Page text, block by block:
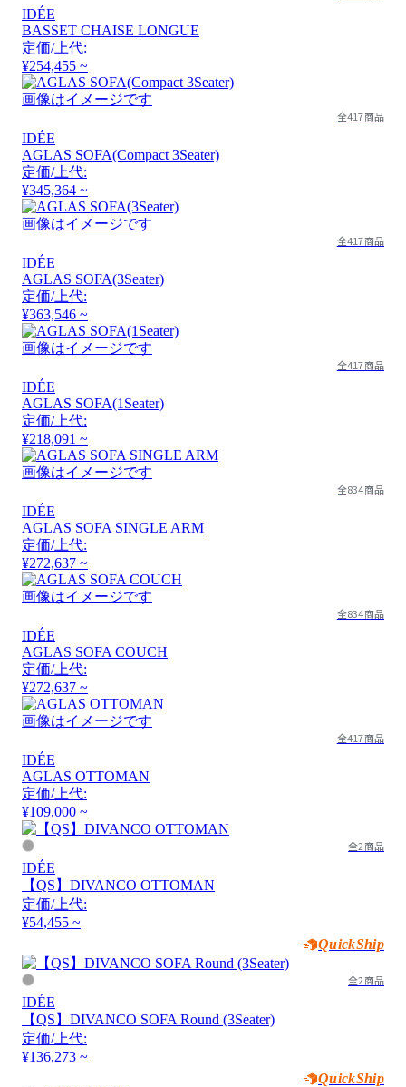
IDÉE
BASSET CHAISE LONGUE
定価/上代:
¥254,455 ~
画像はイメージです
全417商品
IDÉE
AGLAS SOFA(Compact 3Seater)
定価/上代:
¥345,364 ~
画像はイメージです
全417商品
IDÉE
AGLAS SOFA(3Seater)
定価/上代:
¥363,546 ~
画像はイメージです
全417商品
IDÉE
AGLAS SOFA(1Seater)
定価/上代:
¥218,091 ~
画像はイメージです
全834商品
IDÉE
AGLAS SOFA SINGLE ARM
定価/上代:
¥272,637 ~
画像はイメージです
全834商品
IDÉE
AGLAS SOFA COUCH
定価/上代:
¥272,637 ~
画像はイメージです
全417商品
IDÉE
AGLAS OTTOMAN
定価/上代:
¥109,000 ~
全2商品
IDÉE
【QS】DIVANCO OTTOMAN
定価/上代:
¥54,455 ~
QuickShip
全2商品
IDÉE
【QS】DIVANCO SOFA Round (3Seater)
定価/上代:
¥136,273 ~
QuickShip